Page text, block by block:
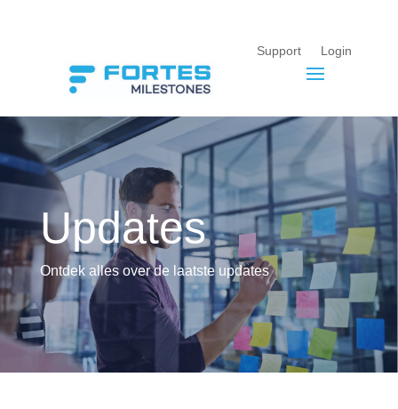
Support Login
Updates
Ontdek alles over de laatste updates